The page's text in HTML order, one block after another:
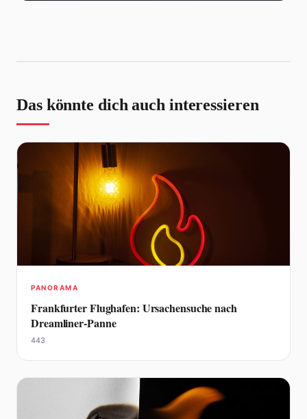
Das könnte dich auch interessieren
PANORAMA
Frankfurter Flughafen: Ursachensuche nach
Dreamliner-Panne
443